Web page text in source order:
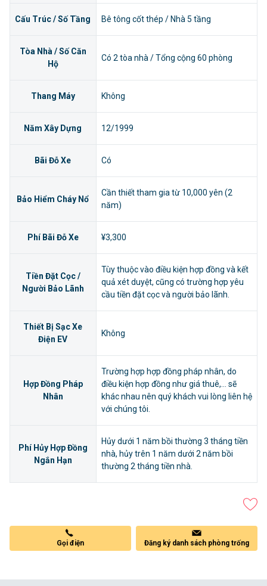
Cấu Trúc / Số Tầng Bê tông cốt thép / Nhà 5 tầng
Tòa Nhà / Số Căn
Hộ
Có 2 tòa nhà / Tổng cộng 60 phòng
Thang Máy Không
Năm Xây Dựng 12/1999
Bãi Đỗ Xe Có
Bảo Hiểm Cháy Nổ
Cần thiết tham gia từ 10,000 yên (2
năm)
Phí Bãi Đỗ Xe ¥3,300
Tiền Đặt Cọc /
Người Bảo Lãnh
Tùy thuộc vào điều kiện hợp đồng và kết
quả xét duyệt, cũng có trường hợp yêu
cầu tiền đặt cọc và người bảo lãnh.
Thiết Bị Sạc Xe
Điện EV
Không
Hợp Đồng Pháp
Nhân
Trường hợp hợp đồng pháp nhân, do
điều kiện hợp đồng như giá thuê,... sẽ
khác nhau nên quý khách vui lòng liên hệ
với chúng tôi.
Phí Hủy Hợp Đồng
Ngắn Hạn
Hủy dưới 1 năm bồi thường 3 tháng tiền
nhà, hủy trên 1 năm dưới 2 năm bồi
thường 2 tháng tiền nhà.
Gọi điện Đăng ký danh sách phòng trống